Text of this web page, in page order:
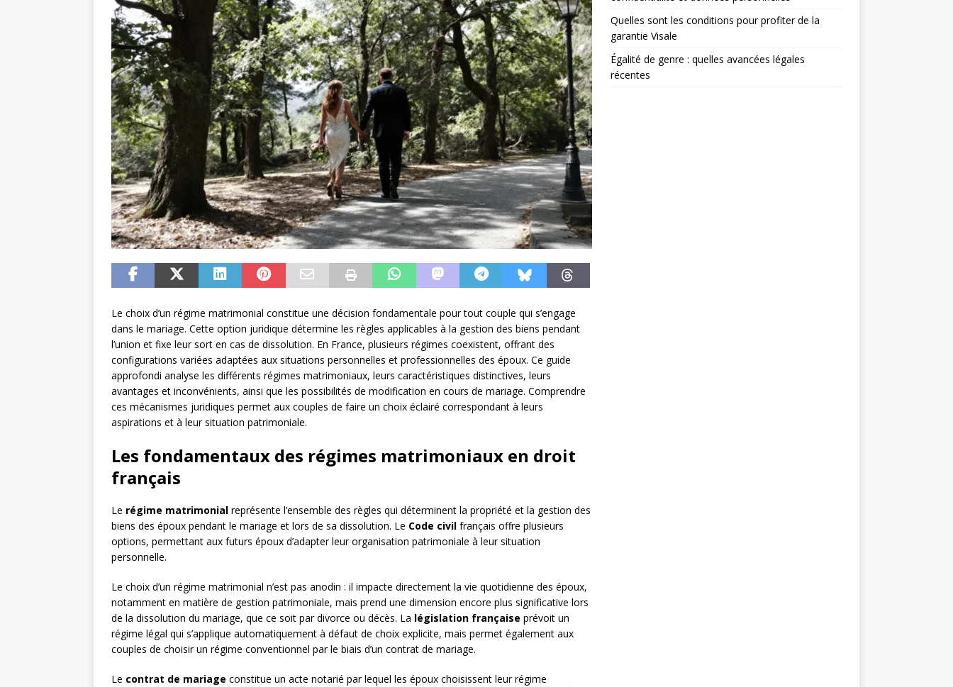
Le choix d’un régime matrimonial constitue une décision fondamentale pour tout couple qui s’engage
dans le mariage. Cette option juridique détermine les règles applicables à la gestion des biens pendant
l’union et fixe leur sort en cas de dissolution. En France, plusieurs régimes coexistent, offrant des
configurations variées adaptées aux situations personnelles et professionnelles des époux. Ce guide
approfondi analyse les différents régimes matrimoniaux, leurs caractéristiques distinctives, leurs
avantages et inconvénients, ainsi que les possibilités de modification en cours de mariage. Comprendre
ces mécanismes juridiques permet aux couples de faire un choix éclairé correspondant à leurs
aspirations et à leur situation patrimoniale.
Les fondamentaux des régimes matrimoniaux en droit
français
Le régime matrimonial représente l’ensemble des règles qui déterminent la propriété et la gestion des
biens des époux pendant le mariage et lors de sa dissolution. Le Code civil français offre plusieurs
options, permettant aux futurs époux d’adapter leur organisation patrimoniale à leur situation
personnelle.
Le choix d’un régime matrimonial n’est pas anodin : il impacte directement la vie quotidienne des époux,
notamment en matière de gestion patrimoniale, mais prend une dimension encore plus significative lors
de la dissolution du mariage, que ce soit par divorce ou décès. La législation française prévoit un
régime légal qui s’applique automatiquement à défaut de choix explicite, mais permet également aux
couples de choisir un régime conventionnel par le biais d’un contrat de mariage.
Le contrat de mariage constitue un acte notarié par lequel les époux choisissent leur régime
Quelles sont les conditions pour profiter de la
garantie Visale
Égalité de genre : quelles avancées légales
récentes